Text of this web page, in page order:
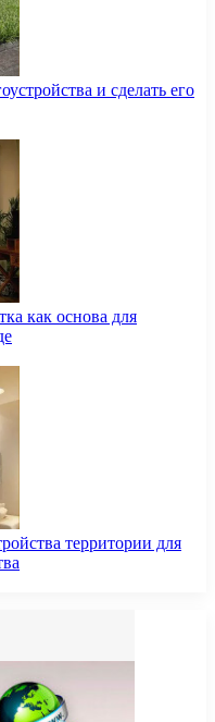
и сделать его
как основа для
территории для